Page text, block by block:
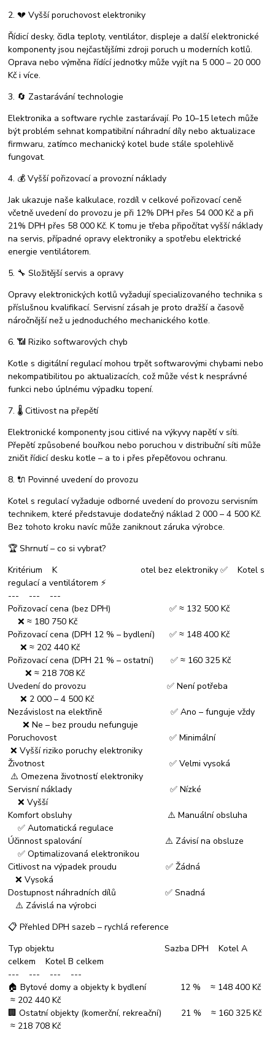
2. 💔 Vyšší poruchovost elektroniky
Řídicí desky, čidla teploty, ventilátor, displeje a další elektronické
komponenty jsou nejčastějšími zdroji poruch u moderních kotlů.
Oprava nebo výměna řídící jednotky může vyjít na 5 000 – 20 000
Kč i více.
3. 🔄 Zastarávání technologie
Elektronika a software rychle zastarávají. Po 10–15 letech může
být problém sehnat kompatibilní náhradní díly nebo aktualizace
firmwaru, zatímco mechanický kotel bude stále spolehlivě
fungovat.
4. 💰 Vyšší pořizovací a provozní náklady
Jak ukazuje naše kalkulace, rozdíl v celkové pořizovací ceně
včetně uvedení do provozu je při 12% DPH přes 54 000 Kč a při
21% DPH přes 58 000 Kč. K tomu je třeba připočítat vyšší náklady
na servis, případné opravy elektroniky a spotřebu elektrické
energie ventilátorem.
5. 🔧 Složitější servis a opravy
Opravy elektronických kotlů vyžadují specializovaného technika s
příslušnou kvalifikací. Servisní zásah je proto dražší a časově
náročnější než u jednoduchého mechanického kotle.
6. 📶 Riziko softwarových chyb
Kotle s digitální regulací mohou trpět softwarovými chybami nebo
nekompatibilitou po aktualizacích, což může vést k nesprávné
funkci nebo úplnému výpadku topení.
7. 🌡️ Citlivost na přepětí
Elektronické komponenty jsou citlivé na výkyvy napětí v síti.
Přepětí způsobené bouřkou nebo poruchou v distribuční síti může
zničit řídicí desku kotle – a to i přes přepěťovou ochranu.
8. 🔌 Povinné uvedení do provozu
Kotel s regulací vyžaduje odborné uvedení do provozu servisním
technikem, které představuje dodatečný náklad 2 000 – 4 500 Kč.
Bez tohoto kroku navíc může zaniknout záruka výrobce.
🏆 Shrnutí – co si vybrat?
Kritérium K otel bez elektroniky ✅ Kotel s
regulací a ventilátorem ⚡
--- --- ---
Pořizovací cena (bez DPH) ✅ ≈ 132 500 Kč
❌ ≈ 180 750 Kč
Pořizovací cena (DPH 12 % – bydlení) ✅ ≈ 148 400 Kč
❌ ≈ 202 440 Kč
Pořizovací cena (DPH 21 % – ostatní) ✅ ≈ 160 325 Kč
❌ ≈ 218 708 Kč
Uvedení do provozu ✅ Není potřeba
❌ 2 000 – 4 500 Kč
Nezávislost na elektřině ✅ Ano – funguje vždy
❌ Ne – bez proudu nefunguje
Poruchovost ✅ Minimální
❌ Vyšší riziko poruchy elektroniky
Životnost ✅ Velmi vysoká
⚠️ Omezena životností elektroniky
Servisní náklady ✅ Nízké
❌ Vyšší
Komfort obsluhy ⚠️ Manuální obsluha
✅ Automatická regulace
Účinnost spalování ⚠️ Závisí na obsluze
✅ Optimalizovaná elektronikou
Citlivost na výpadek proudu ✅ Žádná
❌ Vysoká
Dostupnost náhradních dílů ✅ Snadná
⚠️ Závislá na výrobci
📋 Přehled DPH sazeb – rychlá reference
Typ objektu Sazba DPH Kotel A
celkem Kotel B celkem
--- --- --- ---
🏠 Bytové domy a objekty k bydlení 12 % ≈ 148 400 Kč
≈ 202 440 Kč
🏢 Ostatní objekty (komerční, rekreační) 21 % ≈ 160 325 Kč
≈ 218 708 Kč